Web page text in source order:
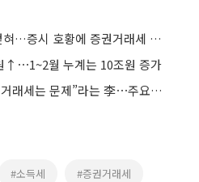
2월까지 국세 10조원 더 걷혀…증시 호황에 증권거래세 207%↑
↑⋯1~2월 누계는 10조원 증가
“손해 봐도 내야 하는 증권거래세는 문제”라는 李⋯주요국도 ‘폐지’ 흐름
#소득세 #증권거래세